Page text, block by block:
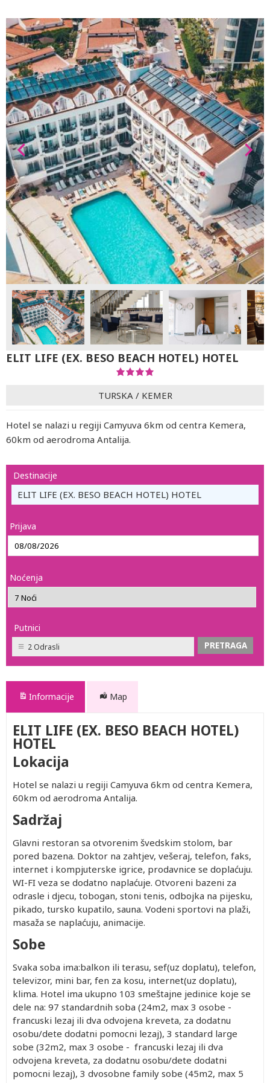
ELIT LIFE (EX. BESO BEACH HOTEL) HOTEL
TURSKA / KEMER
Hotel se nalazi u regiji Camyuva 6km od centra Kemera,
60km od aerodroma Antalija.
Destinacije
ELIT LIFE (EX. BESO BEACH HOTEL) HOTEL
Prijava
Noćenja
Putnici
2 Odrasli
Informacije Map
ELIT LIFE (EX. BESO BEACH HOTEL)
HOTEL
Lokacija
Hotel se nalazi u regiji Camyuva 6km od centra Kemera,
60km od aerodroma Antalija.
Sadržaj
Glavni restoran sa otvorenim švedskim stolom, bar
pored bazena. Doktor na zahtjev, vešeraj, telefon, faks,
internet i kompjuterske igrice, prodavnice se doplaćuju.
WI-FI veza se dodatno naplaćuje. Otvoreni bazeni za
odrasle i djecu, tobogan, stoni tenis, odbojka na pijesku,
pikado, tursko kupatilo, sauna. Vodeni sportovi na plaži,
masaža se naplaćuju, animacije.
Sobe
Svaka soba ima:balkon ili terasu, sef(uz doplatu), telefon,
televizor, mini bar, fen za kosu, internet(uz doplatu),
klima. Hotel ima ukupno 103 smeštajne jedinice koje se
dele na: 97 standardnih soba (24m2, max 3 osobe -
francuski lezaj ili dva odvojena kreveta, za dodatnu
osobu/dete dodatni pomocni lezaj), 3 standard large
sobe (32m2, max 3 osobe - francuski lezaj ili dva
odvojena kreveta, za dodatnu osobu/dete dodatni
pomocni lezaj), 3 dvosobne family sobe (45m2, max 5